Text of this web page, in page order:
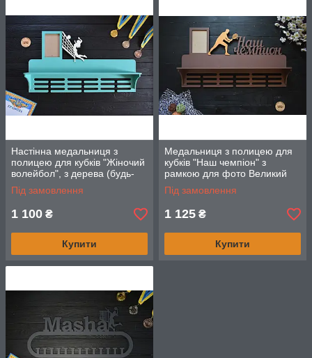
Настінна медальниця з
полицею для кубків "Жіночий
волейбол", з дерева (будь-
який вид спорту)
Під замовлення
1 100 ₴
Купити
Медальниця з полицею для
кубків "Наш чемпіон" з
рамкою для фото Великий
теніс (будь-який вид спорту)
Під замовлення
1 125 ₴
Купити